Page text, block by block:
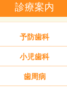
診療案内
予防歯科
小児歯科
歯周病